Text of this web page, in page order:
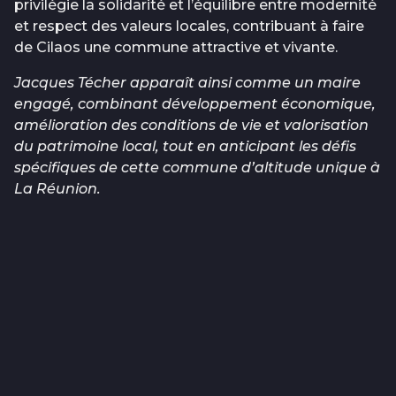
privilégie la solidarité et l’équilibre entre modernité
et respect des valeurs locales, contribuant à faire
de Cilaos une commune attractive et vivante.
Jacques Técher apparaît ainsi comme un maire
engagé, combinant développement économique,
amélioration des conditions de vie et valorisation
du patrimoine local, tout en anticipant les défis
spécifiques de cette commune d’altitude unique à
La Réunion.